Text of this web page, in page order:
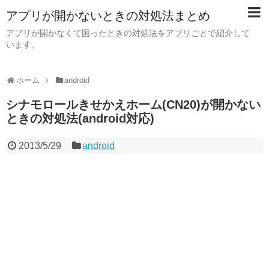
アプリが開かないときの対処法まとめ
アプリが開かなくて困ったときの対処法をアプリごとで紹介して
います。
ホーム android
シナモロールきせかえホーム(CN20)が開かない
ときの対処法(android対応)
2013/5/29 android